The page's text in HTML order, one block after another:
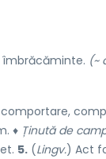
(~
comportare,
♦ Ținută de
5. (Lingv.) Act